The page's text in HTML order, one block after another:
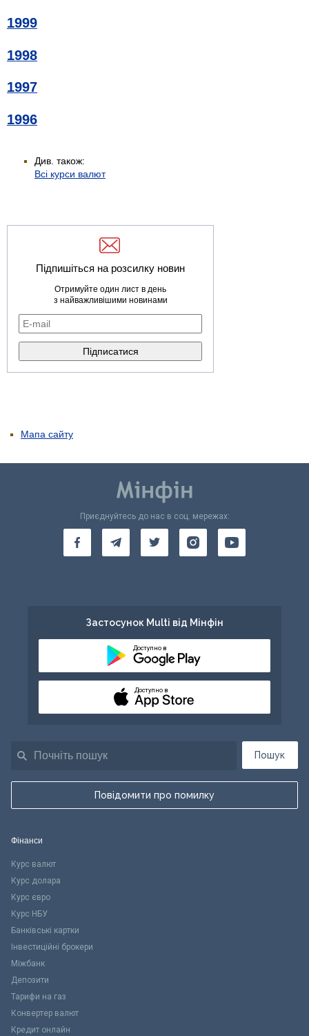
1999
1998
1997
1996
Див. також:
Всі курси валют
Підпишіться на розсилку новин
Отримуйте один лист в день
з найважливішими новинами
Мапа сайту
Пошук
Повідомити про помилку
Приєднуйтесь до нас в соц. мережах:
Застосунок Multi від Мінфін
Доступно в
Доступно в
Фінанси
Курс валют
Курс долара
Курс євро
Курс НБУ
Банківські картки
Інвестиційні брокери
Міжбанк
Депозити
Тарифи на газ
Конвертер валют
Кредит онлайн